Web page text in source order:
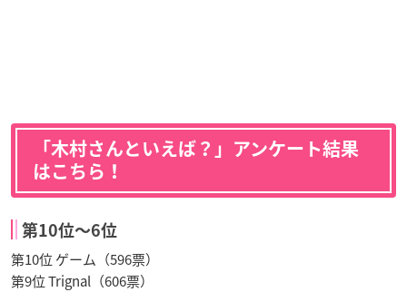
「木村さんといえば？」アンケート結果
はこちら！
第10位〜6位
第10位 ゲーム（596票）
第9位 Trignal（606票）